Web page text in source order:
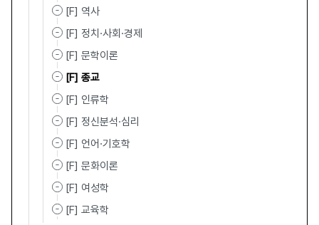
[F] 역사
[F] 정치·사회·경제
[F] 문학이론
[F] 종교
[F] 인류학
[F] 정신분석·심리
[F] 언어·기호학
[F] 문화이론
[F] 여성학
[F] 교육학